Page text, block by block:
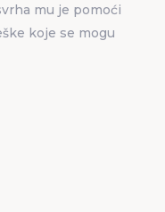
mu je pomoći
koje se mogu